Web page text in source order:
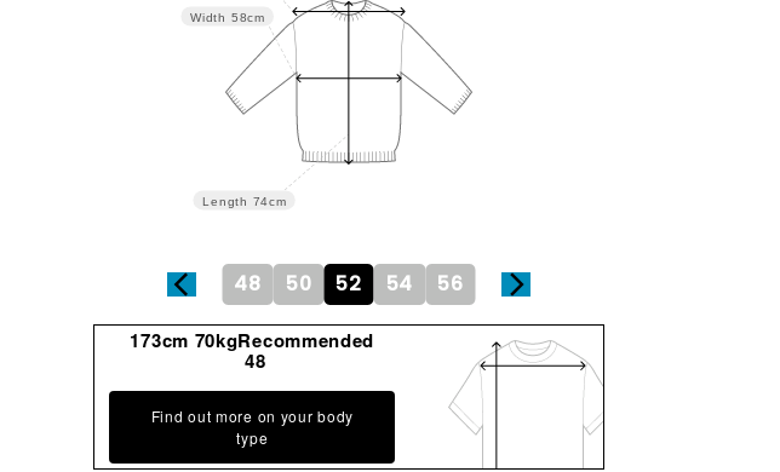
Length 74cm
Width 58cm
48 50 52 54 56
173cm 70kgRecommended
48
Find out more on your body
type